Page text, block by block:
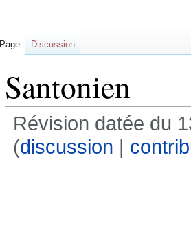
Santonien
Révision datée du
(discussion |
Page Discussion